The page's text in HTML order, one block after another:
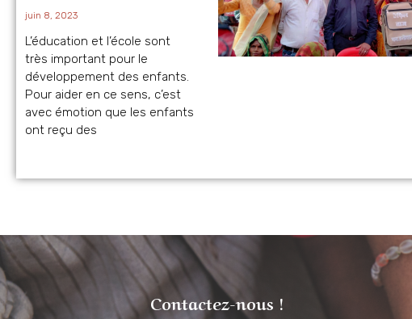
juin 8, 2023
L’éducation et l’école sont
très important pour le
développement des enfants.
Pour aider en ce sens, c’est
avec émotion que les enfants
ont reçu des
Contactez-nous !